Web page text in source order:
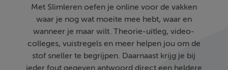
Met Slimleren oefen je online voor de vakken
waar je nog wat moeite mee hebt, waar en
wanneer je maar wilt. Theorie-uitleg, video-
colleges, vuistregels en meer helpen jou om de
stof sneller te begrijpen. Daarnaast krijg je bij
ieder fout gegeven antwoord direct een heldere